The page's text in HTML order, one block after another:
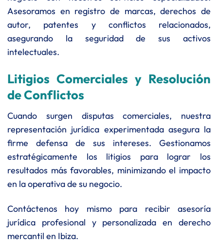
Asesoramos en registro de marcas, derechos de
autor, patentes y conflictos relacionados,
asegurando la seguridad de sus activos
intelectuales.
Litigios Comerciales y Resolución
de Conflictos
Cuando surgen disputas comerciales, nuestra
representación jurídica experimentada asegura la
firme defensa de sus intereses. Gestionamos
estratégicamente los litigios para lograr los
resultados más favorables, minimizando el impacto
en la operativa de su negocio.
Contáctenos hoy mismo para recibir asesoría
jurídica profesional y personalizada en derecho
mercantil en Ibiza.